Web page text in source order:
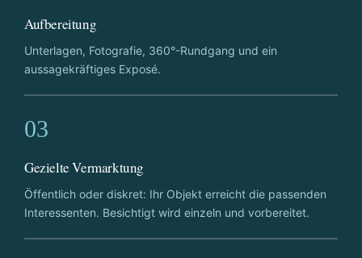
Aufbereitung
Unterlagen, Fotografie, 360°-Rundgang und ein
aussagekräftiges Exposé.
03
Gezielte Vermarktung
Öffentlich oder diskret: Ihr Objekt erreicht die passenden
Interessenten. Besichtigt wird einzeln und vorbereitet.